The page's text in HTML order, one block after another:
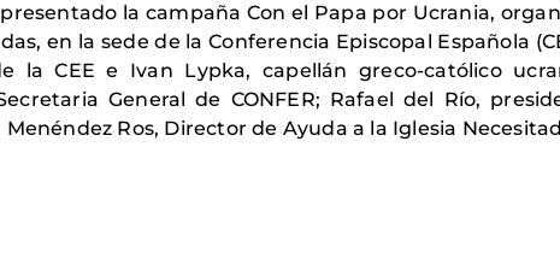
la campaña Con el Papa por Ucrania,
en la sede de la Conferencia Episcopal Española
la CEE e Ivan Lypka, capellán greco-católico
General de CONFER; Rafael del Río,
Ros, Director de Ayuda a la Iglesia